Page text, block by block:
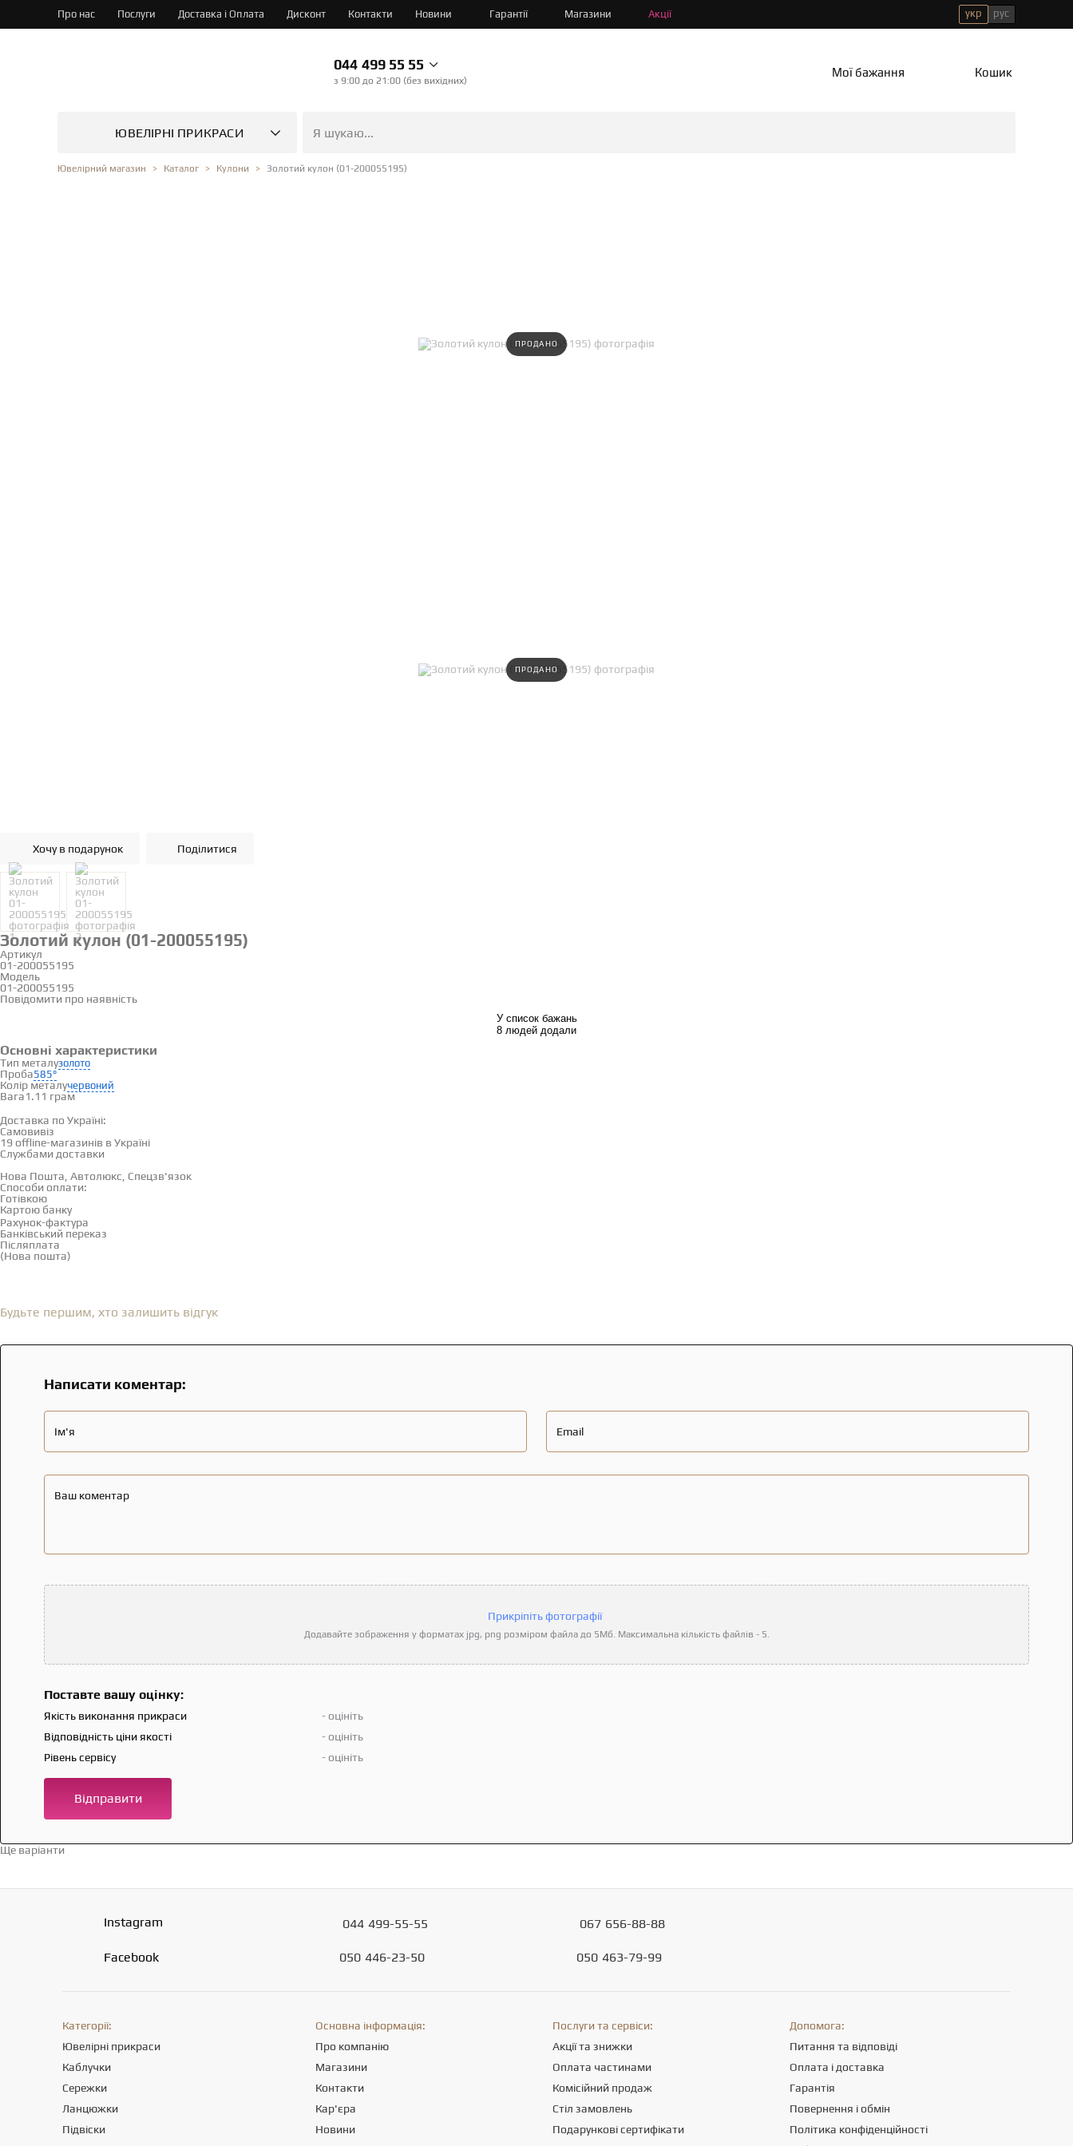
Про нас Послуги Доставка і Оплата Дисконт Контакти Новини Гарантії Магазини Акції укр рус
044 499 55 55
з 9:00 до 21:00 (без вихідних)
Мої бажання Кошик
ЮВЕЛІРНІ ПРИКРАСИ
Ювелірний магазин Каталог Кулони Золотий кулон (01-200055195)
ПРОДАНО
ПРОДАНО
Хочу в подарунок Поділитися
Золотий кулон (01-200055195)
Артикул
01-200055195
Модель
01-200055195
Повідомити про наявність
У список бажань
8 людей додали
Основні характеристики
Тип металузолото
Проба585°
Колір металучервоний
Вага1.11 грам
Доставка і оплата
Доставка по Україні:
Самовивіз
19 offline-магазинів в Україні
Службами доставки
Нова Пошта, Автолюкс, Спецзв'язок
Способи оплати:
Готівкою
Картою банку
Рахунок-фактура
Банківський переказ
Післяплата
(Нова пошта)
Будьте першим, хто залишить відгук
Написати коментар:
Ім'я Email
Ваш коментар
Прикріпіть фотографії
Додавайте зображення у форматах jpg, png розміром файла до 5Мб. Максимальна кількість файлів - 5.
Поставте вашу оцінку:
Якість виконання прикраси
- оцініть
Відповідність ціни якості
- оцініть
Рівень сервісу
- оцініть
Відправити
Ще варіанти
Instagram
Facebook
044 499-55-55
050 446-23-50
067 656-88-88
050 463-79-99
Категорії:
Ювелірні прикраси
Каблучки
Сережки
Ланцюжки
Підвіски
Основна інформація:
Про компанію
Магазини
Контакти
Кар'єра
Новини
Послуги та сервіси:
Акції та знижки
Оплата частинами
Комісійний продаж
Стіл замовлень
Подарункові сертифікати
Допомога:
Питання та відповіді
Оплата і доставка
Гарантія
Повернення і обмін
Політика конфіденційності